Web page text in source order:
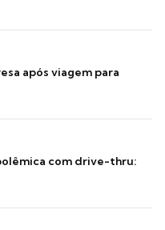
após viagem para
com drive-thru: